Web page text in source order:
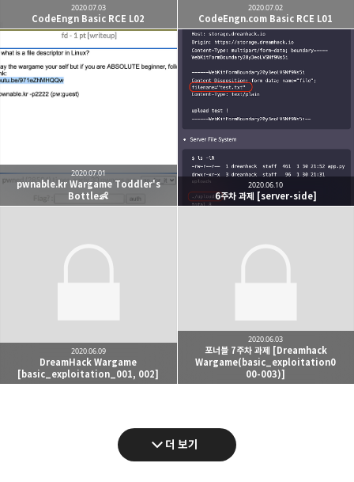
CodeEngn Basic RCE L02
2020.07.03
CodeEngn.com Basic RCE L01
2020.07.02
pwnable.kr Wargame Toddler's
Bottle👶
2020.07.01
6주차 과제 [server-side]
2020.06.10
DreamHack Wargame
[basic_exploitation_001, 002]
2020.06.09
포너블 7주차 과제 [Dreamhack
Wargame(basic_exploitation0
00-003)]
2020.06.03
더 보기